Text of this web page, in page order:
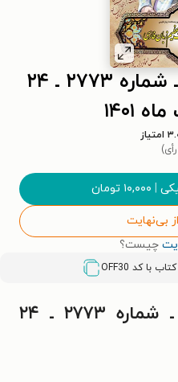
کتاب مجله زن روز ـ شماره ۲۷۷۳ ـ ۲۴
۱۴۰۱
| ۱۰,۰۰۰ تومان
بی‌نهایت
چیست؟
OFF30
معرفی مجله زن روز ـ شماره ۲۷۷۳ ـ ۲۴